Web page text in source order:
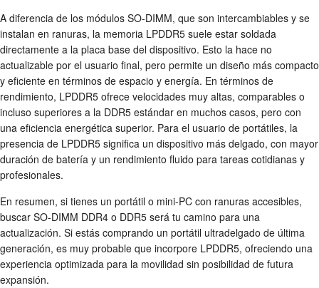
A diferencia de los módulos SO-DIMM, que son intercambiables y se
instalan en ranuras, la memoria LPDDR5 suele estar soldada
directamente a la placa base del dispositivo. Esto la hace no
actualizable por el usuario final, pero permite un diseño más compacto
y eficiente en términos de espacio y energía. En términos de
rendimiento, LPDDR5 ofrece velocidades muy altas, comparables o
incluso superiores a la DDR5 estándar en muchos casos, pero con
una eficiencia energética superior. Para el usuario de portátiles, la
presencia de LPDDR5 significa un dispositivo más delgado, con mayor
duración de batería y un rendimiento fluido para tareas cotidianas y
profesionales.
En resumen, si tienes un portátil o mini-PC con ranuras accesibles,
buscar SO-DIMM DDR4 o DDR5 será tu camino para una
actualización. Si estás comprando un portátil ultradelgado de última
generación, es muy probable que incorpore LPDDR5, ofreciendo una
experiencia optimizada para la movilidad sin posibilidad de futura
expansión.